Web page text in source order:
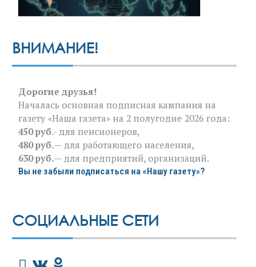
ВНИМАНИЕ!
Дорогие друзья!
Началась основная подписная кампания на
газету «Наша газета» на 2 полугодие 2026 года:
450 руб.- для пенсионеров,
480 руб.— для работающего населения,
630 руб.— для предприятий, организаций.
Вы не забыли подписаться на «Нашу газету»?
СОЦИАЛЬНЫЕ СЕТИ